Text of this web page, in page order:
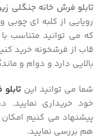
تابلو فرش خانه جنگلی زیر
رویایی از کلبه ای
که می توانید متناسب
قاب از فرشخونه خرید
بالایی دارد و دوام و
شما می توانید این
خود خریداری
پیشنهاد می کنیم امکان
هم بررسی نمایید.